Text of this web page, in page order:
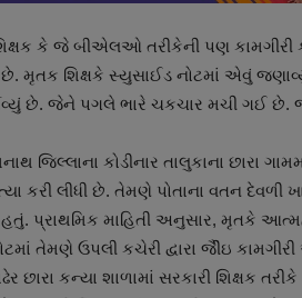
કે જે બીએલઓ તરીકેની પણ
છે. મૃતક શિક્ષકે સ્યુસાઈડ નોટમાં એવું
છે. જેને પગલે ભારે ચકચાર મચી ગઈ
જિલ્લાના કોડીનાર તાલુકાના છારા
કરી લીધી છે. તેમણે પોતાના વતન દેવળી
પ્રાથમિક માહિતી અનુસાર, મૃતકે
તેમણે ઉપલી કચેરી દ્વારા જીૈંઇ
છારા કન્યા શાળામાં સરકારી શિક્ષક
જુનાગઢ